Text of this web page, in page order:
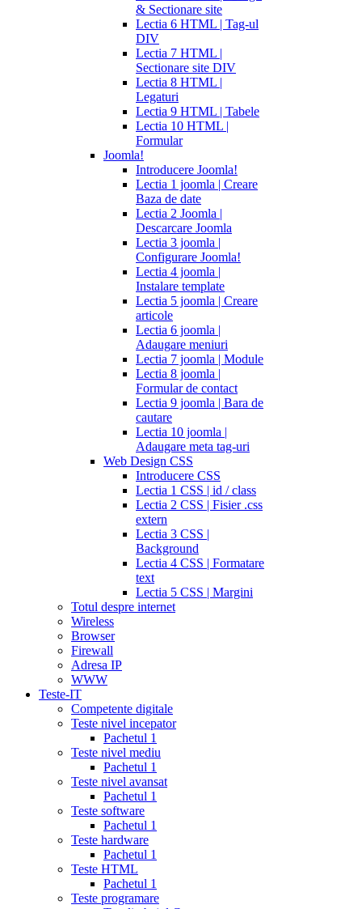
& Sectionare site
Lectia 6 HTML | Tag-ul
DIV
Lectia 7 HTML |
Sectionare site DIV
Lectia 8 HTML |
Legaturi
Lectia 9 HTML | Tabele
Lectia 10 HTML |
Formular
Joomla!
Introducere Joomla!
Lectia 1 joomla | Creare
Baza de date
Lectia 2 Joomla |
Descarcare Joomla
Lectia 3 joomla |
Configurare Joomla!
Lectia 4 joomla |
Instalare template
Lectia 5 joomla | Creare
articole
Lectia 6 joomla |
Adaugare meniuri
Lectia 7 joomla | Module
Lectia 8 joomla |
Formular de contact
Lectia 9 joomla | Bara de
cautare
Lectia 10 joomla |
Adaugare meta tag-uri
Web Design CSS
Introducere CSS
Lectia 1 CSS | id / class
Lectia 2 CSS | Fisier .css
extern
Lectia 3 CSS |
Background
Lectia 4 CSS | Formatare
text
Lectia 5 CSS | Margini
Totul despre internet
Wireless
Browser
Firewall
Adresa IP
WWW
Teste-IT
Competente digitale
Teste nivel incepator
Pachetul 1
Teste nivel mediu
Pachetul 1
Teste nivel avansat
Pachetul 1
Teste software
Pachetul 1
Teste hardware
Pachetul 1
Teste HTML
Pachetul 1
Teste programare